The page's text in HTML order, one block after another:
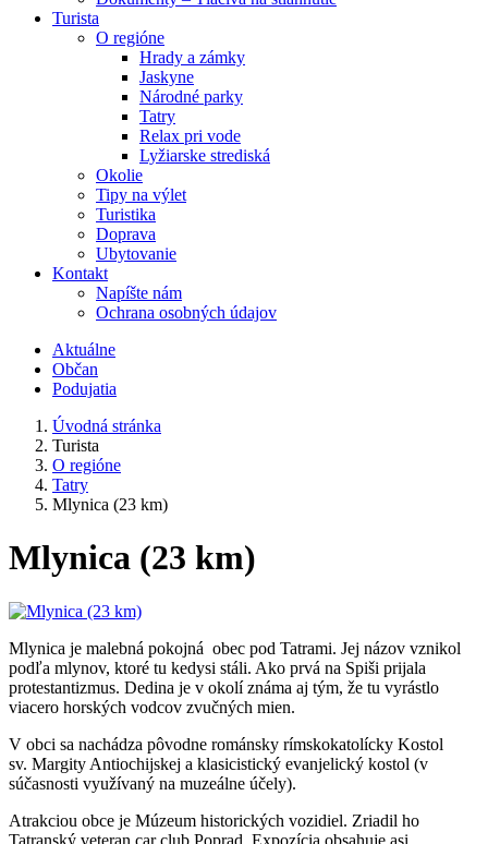
Turista
O regióne
Hrady a zámky
Jaskyne
Národné parky
Tatry
Relax pri vode
Lyžiarske strediská
Okolie
Tipy na výlet
Turistika
Doprava
Ubytovanie
Kontakt
Napíšte nám
Ochrana osobných údajov
Aktuálne
Občan
Podujatia
Úvodná stránka
Turista
O regióne
Tatry
Mlynica (23 km)
Mlynica (23 km)
Mlynica je malebná pokojná obec pod Tatrami. Jej názov vznikol
podľa mlynov, ktoré tu kedysi stáli. Ako prvá na Spiši prijala
protestantizmus. Dedina je v okolí známa aj tým, že tu vyrástlo
viacero horských vodcov zvučných mien.
V obci sa nachádza pôvodne románsky rímskokatolícky Kostol
sv. Margity Antiochijskej a klasicistický evanjelický kostol (v
súčasnosti využívaný na muzeálne účely).
Atrakciou obce je Múzeum historických vozidiel. Zriadil ho
Tatranský veteran car club Poprad. Expozícia obsahuje asi